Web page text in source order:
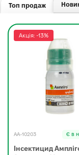
Топ продаж
Акція: -13%
AA-10203 Є в
Інсектицид